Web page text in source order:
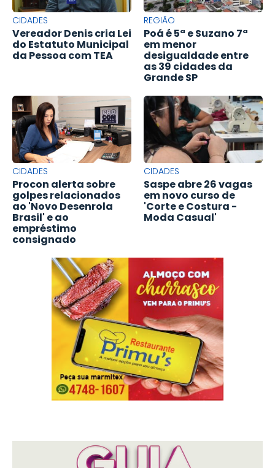
CIDADES
Vereador Denis cria Lei
do Estatuto Municipal
da Pessoa com TEA
REGIÃO
Poá é 5ª e Suzano 7ª
em menor
desigualdade entre
as 39 cidades da
Grande SP
CIDADES
Procon alerta sobre
golpes relacionados
ao 'Novo Desenrola
Brasil' e ao
empréstimo
consignado
CIDADES
Saspe abre 26 vagas
em novo curso de
'Corte e Costura -
Moda Casual'